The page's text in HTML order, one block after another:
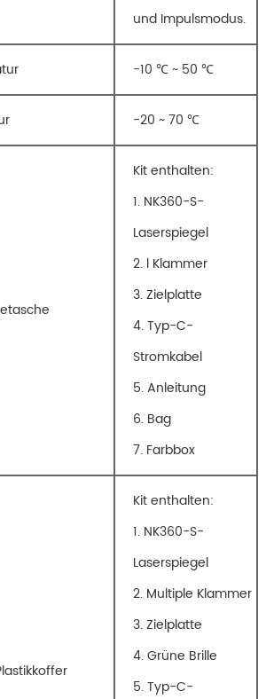
und Impulsmodus.
-10 ℃ ~ 50 ℃
-20 ~ 70 ℃
Kit enthalten:
1. NK360-S-
Laserspiegel
2. l Klammer
3. Zielplatte
4. Typ-C-
Stromkabel
5. Anleitung
6. Bag
7. Farbbox
Kit enthalten:
1. NK360-S-
Laserspiegel
2. Multiple Klammer
3. Zielplatte
4. Grüne Brille
5. Typ-C-